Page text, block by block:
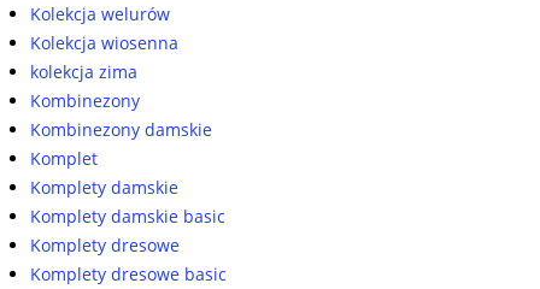
Kolekcja welurów
Kolekcja wiosenna
kolekcja zima
Kombinezony
Kombinezony damskie
Komplet
Komplety damskie
Komplety damskie basic
Komplety dresowe
Komplety dresowe basic